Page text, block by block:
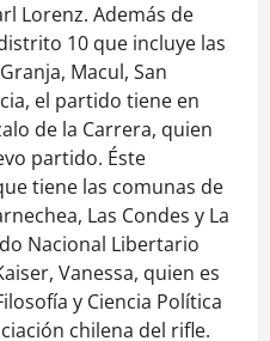
Lorenz. Además de
10 que incluye las
Macul, San
el partido tiene en
de la Carrera, quien
partido. Éste
tiene las comunas de
Las Condes y La
Nacional Libertario
Vanessa, quien es
y Ciencia Política
chilena del rifle.